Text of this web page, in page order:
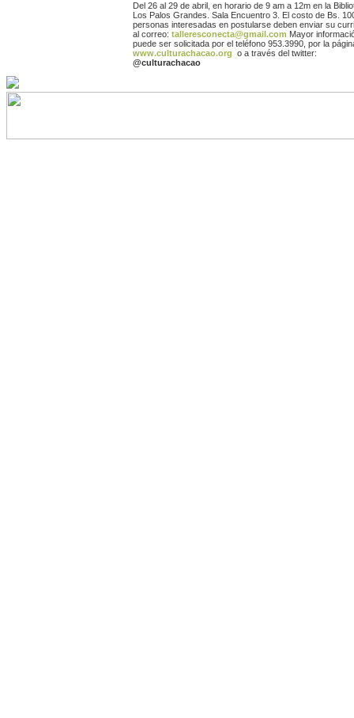
Del 26 al 29 de abril, en horario de 9 am a 12m en la
Los Palos Grandes. Sala Encuentro 3. El costo de Bs.
personas interesadas en postularse deben enviar su
al correo: talleresconecta@gmail.com Mayor
puede ser solicitada por el teléfono 953.3990, por la
www.culturachacao.org o a través del twitter:
@culturachacao